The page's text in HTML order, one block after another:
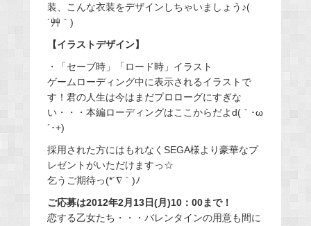
装、こんな衣装をデザインしちゃいましょう♪(
´艸｀)
【イラストデザイン】
・「セーブ時」「ロード時」イラスト
ゲームローディング中に表示されるイラストで
す！君の人生は今はまだプロローグにすぎな
い・・・本編ローディングはここからだよd(｀･ω
´･+)
採用された方にはもれなくSEGA様より豪華なプ
レゼントがいただけますっ☆
乞うご期待っ(*´∇｀)ﾉ
ご応募は2012年2月13日(月)10：00まで！
恋する乙女たち・・・バレンタインの用意も間に